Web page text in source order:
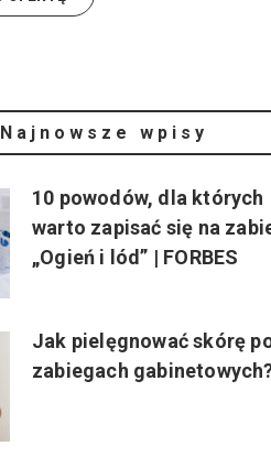
Najnowsze wpisy
10 powodów, dla których
warto zapisać się na
„Ogień i lód” | FORBES
Jak pielęgnować skórę
zabiegach